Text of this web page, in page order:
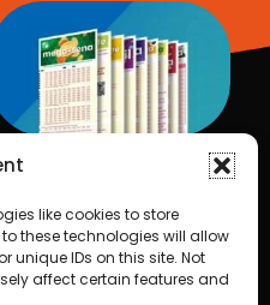
like cookies to store
these technologies will allow
unique IDs on this site. Not
affect certain features and